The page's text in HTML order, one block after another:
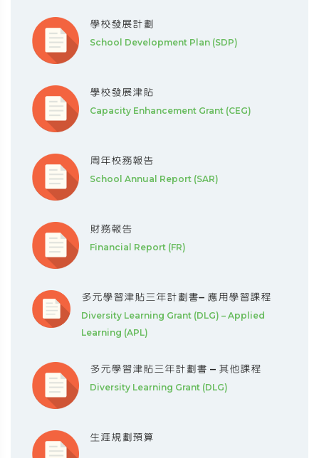
學校發展計劃
School Development Plan (SDP)
學校發展津貼
Capacity Enhancement Grant (CEG)
周年校務報告
School Annual Report (SAR)
財務報告
Financial Report (FR)
多元學習津貼三年計劃書– 應用學習課程
Diversity Learning Grant (DLG) – Applied
Learning (APL)
多元學習津貼三年計劃書 – 其他課程
Diversity Learning Grant (DLG)
生涯規劃預算